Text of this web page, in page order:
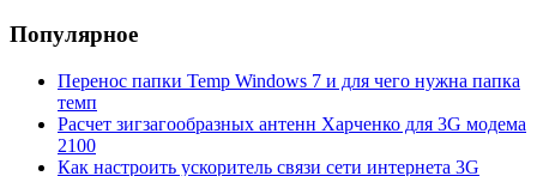
Популярное
Перенос папки Temp Windows 7 и для чего нужна папка
темп
Расчет зигзагообразных антенн Харченко для 3G модема
2100
Как настроить ускоритель связи сети интернета 3G